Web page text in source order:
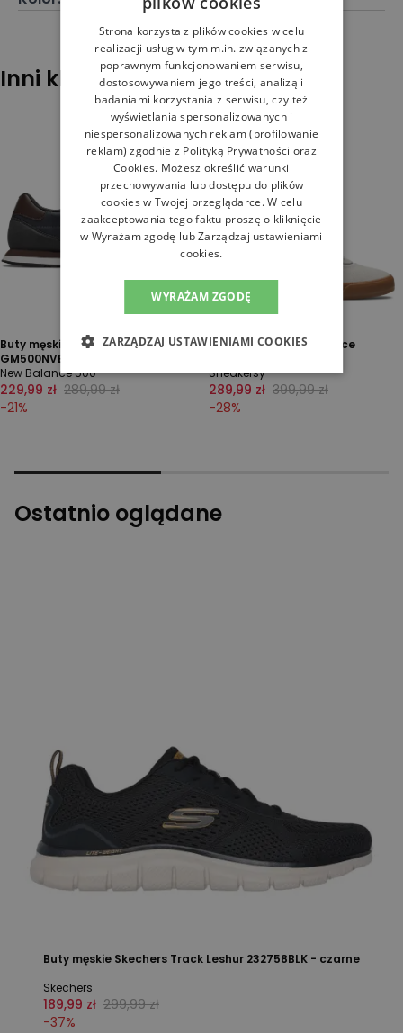
Inni klienci sprawdzali również
Buty męskie New Balance
GM500NVB - granatowe
New Balance 500
229,99 zł 289,99 zł
-21%
Buty męskie New Balance
Sneakersy
289,99 zł 399,99 zł
-28%
Ostatnio oglądane
Buty męskie Skechers Track Leshur 232758BLK - czarne
Skechers
189,99 zł 299,99 zł
-37%
Strona korzysta z plików cookies w celu
realizacji usług w tym m.in. związanych z
poprawnym funkcjonowaniem serwisu,
dostosowywaniem jego treści, analizą i
badaniami korzystania z serwisu, czy też
wyświetlania spersonalizowanych i
niespersonalizowanych reklam (profilowanie
reklam) zgodnie z Polityką Prywatności oraz
Cookies. Możesz określić warunki
przechowywania lub dostępu do plików
cookies w Twojej przeglądarce. W celu
zaakceptowania tego faktu proszę o kliknięcie
w Wyrażam zgodę lub Zarządzaj ustawieniami
cookies.
WYRAŻAM ZGODĘ
ZARZĄDZAJ USTAWIENIAMI COOKIES